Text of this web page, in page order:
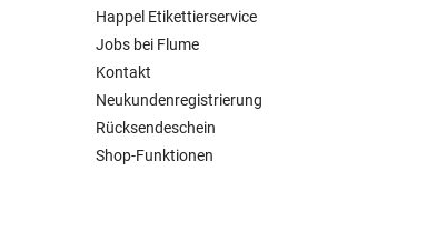
Happel Etikettierservice
Jobs bei Flume
Kontakt
Neukundenregistrierung
Rücksendeschein
Shop-Funktionen